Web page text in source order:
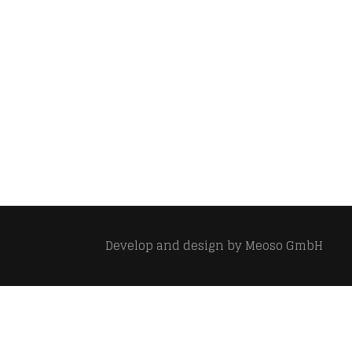
Develop and design byMeoso GmbH